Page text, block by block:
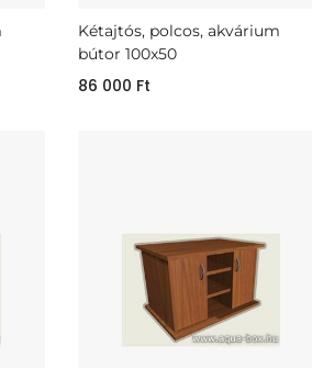
Kétajtós, polcos, akvárium
bútor 100x50
86 000 Ft